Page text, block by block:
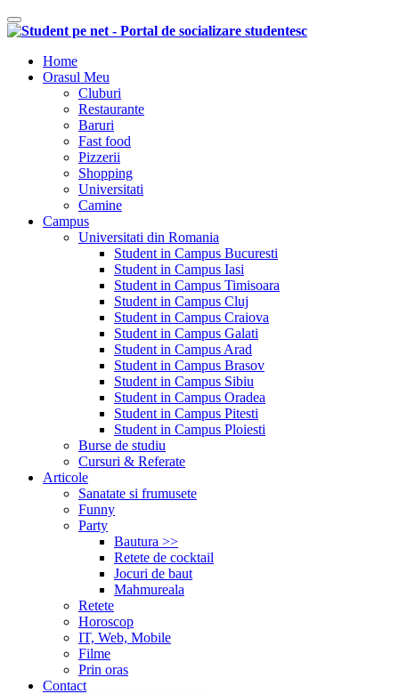
Comutare navigare
Home
Orasul Meu
Cluburi
Restaurante
Baruri
Fast food
Pizzerii
Shopping
Universitati
Camine
Campus
Universitati din Romania
Student in Campus Bucuresti
Student in Campus Iasi
Student in Campus Timisoara
Student in Campus Cluj
Student in Campus Craiova
Student in Campus Galati
Student in Campus Arad
Student in Campus Brasov
Student in Campus Sibiu
Student in Campus Oradea
Student in Campus Pitesti
Student in Campus Ploiesti
Burse de studiu
Cursuri & Referate
Articole
Sanatate si frumusete
Funny
Party
Bautura >>
Retete de cocktail
Jocuri de baut
Mahmureala
Retete
Horoscop
IT, Web, Mobile
Filme
Prin oras
Contact